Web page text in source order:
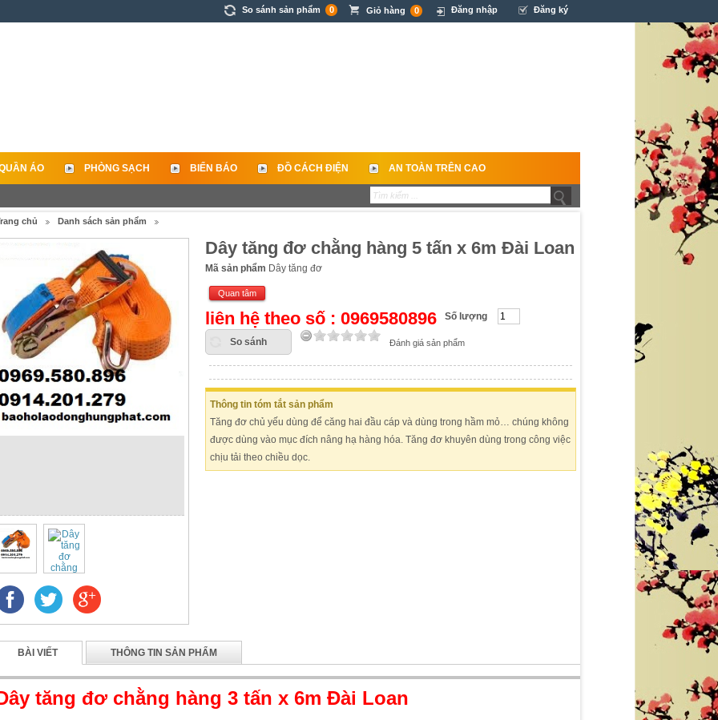
So sánh sản phẩm 0 Giỏ hàng 0 Đăng nhập Đăng ký
ÁO PHÒNG SẠCH BIỂN BÁO ĐỒ CÁCH ĐIỆN AN TOÀN TRÊN CAO
chủ Danh sách sản phẩm
Dây tăng đơ chằng hàng 5 tấn x 6m Đài Loan
Mã sản phẩm Dây tăng đơ
Quan tâm
liên hệ theo số : 0969580896 Số lượng
So sánh Đánh giá sản phẩm
Thông tin tóm tắt sản phẩm
Tăng đơ chủ yếu dùng để căng hai đầu cáp và dùng trong hầm mỏ… chúng không
được dùng vào mục đích nâng hạ hàng hóa. Tăng đơ khuyên dùng trong công việc
chịu tải theo chiều dọc.
BÀI VIẾT THÔNG TIN SẢN PHẨM
tăng đơ chằng hàng 3 tấn x 6m Đài Loan